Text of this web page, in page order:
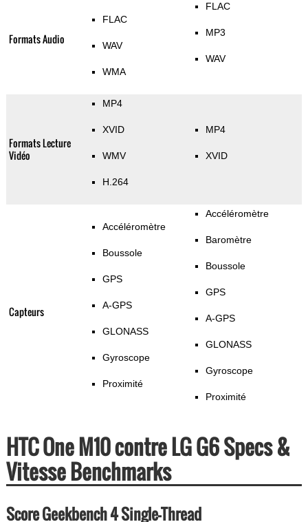
Formats Audio
FLAC
WAV
WMA
FLAC
MP3
WAV
Formats Lecture
Vidéo
MP4
XVID
WMV
H.264
MP4
XVID
Capteurs
Accéléromètre
Boussole
GPS
A-GPS
GLONASS
Gyroscope
Proximité
Accéléromètre
Baromètre
Boussole
GPS
A-GPS
GLONASS
Gyroscope
Proximité
HTC One M10 contre LG G6 Specs &
Vitesse Benchmarks
Score Geekbench 4 Single-Thread